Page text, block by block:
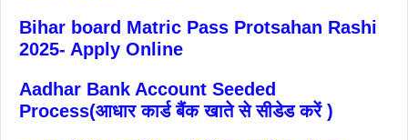
Bihar board Matric Pass Protsahan Rashi
2025- Apply Online
Aadhar Bank Account Seeded
Process(आधार कार्ड बैंक खाते से सीडेड करें )